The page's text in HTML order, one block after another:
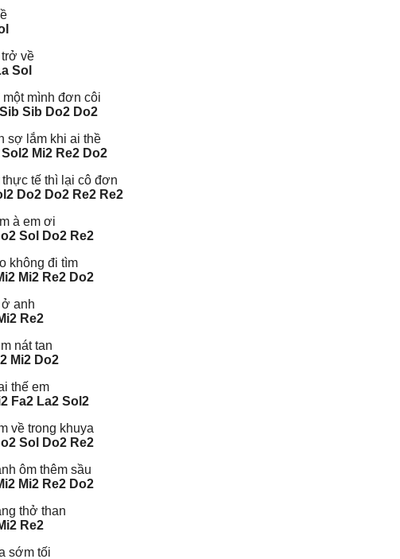
trở về
Sol
mình đơn côi
Sib Do2 Do2
sợ lắm khi ai thề
Mi2 Re2 Do2
tế thì lại cô đơn
Do2 Do2 Re2 Re2
à em ơi
Sol
Do2 Re2
không đi tìm
Mi2 Re2 Do2
ở anh
Re2
nát tan
Mi2 Do2
thế em
Fa2 La2 Sol2
về trong khuya
Sol Do2 Re2
ôm thêm sầu
Mi2 Re2 Do2
thở than
Re2
sớm tối